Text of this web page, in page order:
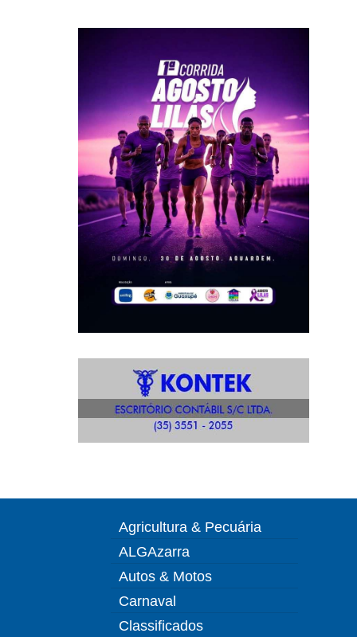
Agricultura & Pecuária
ALGAzarra
Autos & Motos
Carnaval
Classificados